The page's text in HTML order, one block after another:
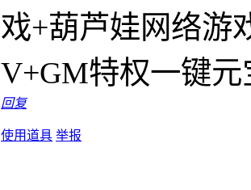
戏+葫芦娃网络游
V+GM特权一键元
回复
使用道具 举报